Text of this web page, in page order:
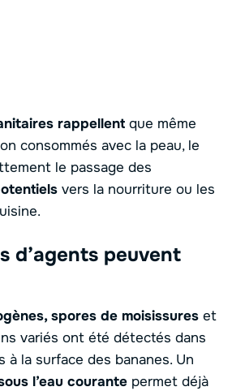
rappellent que même
consommés avec la peau, le
le passage des
vers la nourriture ou les
d’agents peuvent
spores de moisissures et
variés ont été détectés dans
à la surface des bananes. Un
l’eau courante permet déjà